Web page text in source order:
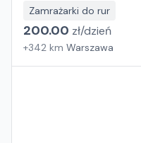
Zamrażarki do rur
200.00 zł/dzień
+342 km Warszawa